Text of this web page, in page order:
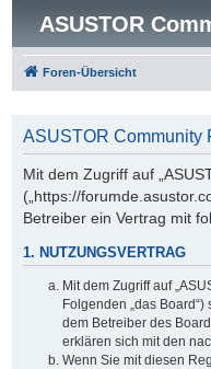
ASUSTOR
Foren-Übersicht
ASUSTOR Community
Mit dem Zugriff auf
(„https://
Betreiber ein Vertrag mit
1. NUTZUNGSVERTRAG
Mit dem Zugriff auf
Folgenden „das
dem Betreiber des
erklären sich mit den
Wenn Sie mit diesen